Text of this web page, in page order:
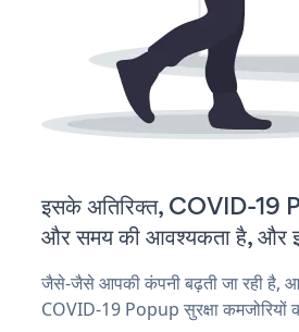
इसके अतिरिक्त, COVID-19
और समय की आवश्यकता है, और
जैसे-जैसे आपकी कंपनी बढ़ती जा रही है,
COVID-19 Popup सुरक्षा कमजोरियों